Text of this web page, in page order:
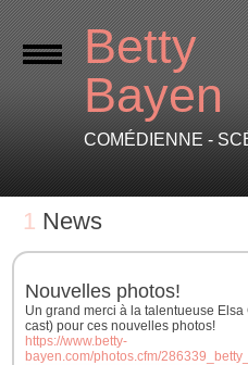
Betty
Bayen
COMÉDIENNE -
1 News
Nouvelles photos!
Un grand merci à la talentueuse
cast) pour ces nouvelles photos!
https://www.betty-
bayen.com/photos.cfm/